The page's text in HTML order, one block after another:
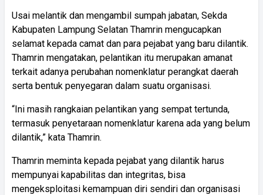
Usai melantik dan mengambil sumpah jabatan, Sekda
Kabupaten Lampung Selatan Thamrin mengucapkan
selamat kepada camat dan para pejabat yang baru dilantik.
Thamrin mengatakan, pelantikan itu merupakan amanat
terkait adanya perubahan nomenklatur perangkat daerah
serta bentuk penyegaran dalam suatu organisasi.
“Ini masih rangkaian pelantikan yang sempat tertunda,
termasuk penyetaraan nomenklatur karena ada yang belum
dilantik,” kata Thamrin.
Thamrin meminta kepada pejabat yang dilantik harus
mempunyai kapabilitas dan integritas, bisa
mengeksploitasi kemampuan diri sendiri dan organisasi